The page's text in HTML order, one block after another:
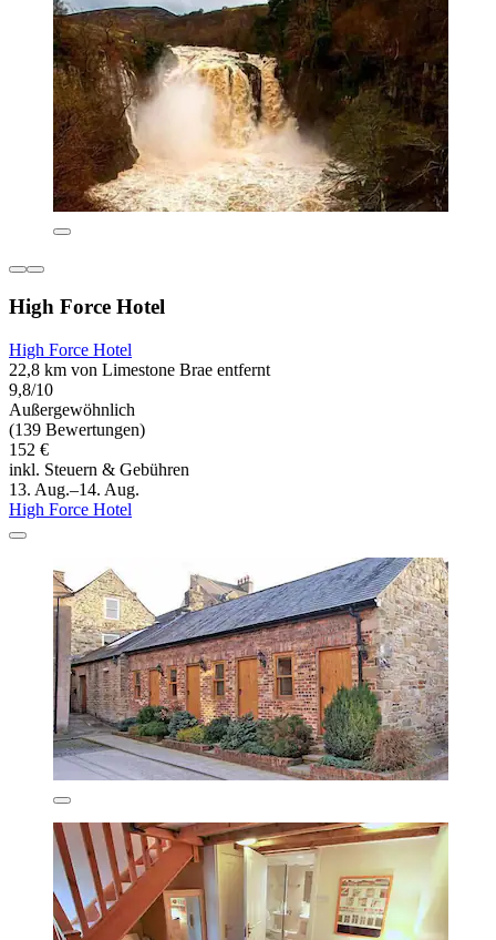
High Force Hotel
High Force Hotel
22,8 km von Limestone Brae entfernt
9,8/10
Außergewöhnlich
(139 Bewertungen)
152 €
inkl. Steuern & Gebühren
13. Aug.–14. Aug.
High Force Hotel